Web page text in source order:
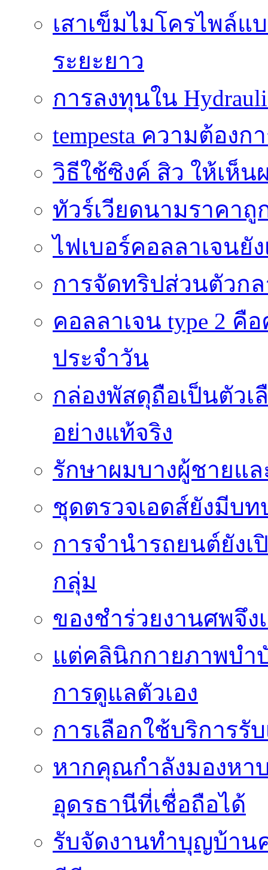
เสาเข็มไมโครไพล์
ระยะยาว
การลงทุนใน
tempesta ความต้อง
วิธีใช้ซิงค์ สิว ให้เห็
ทัวร์เวียดนามราคาถู
ไฟเบอร์คอลลาเจนยั
การจัดทริปส่วนตัวก
คอลลาเจน type 2
ประจำวัน
กล่องพัสดุถือเป็นตัว
อย่างแท้จริง
รักษาผมบางผู้ชายแ
ชุดตรวจเอดส์ยังมีบ
การจำนำรถยนต์ยัง
กลุ่ม
ของชำร่วยงานศพจึ
แต่คลินิกกายภาพบำ
การดูแลตัวเอง
การเลือกใช้บริการรั
หากคุณกำลังมองหา
อุดรธานีที่เชื่อถือได้
รับจัดงานทำบุญบ้าน